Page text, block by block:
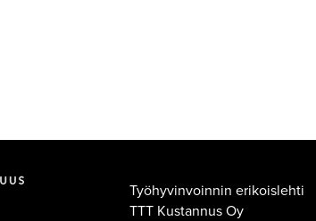
Työhyvinvoinnin erikoislehti
TTT Kustannus Oy